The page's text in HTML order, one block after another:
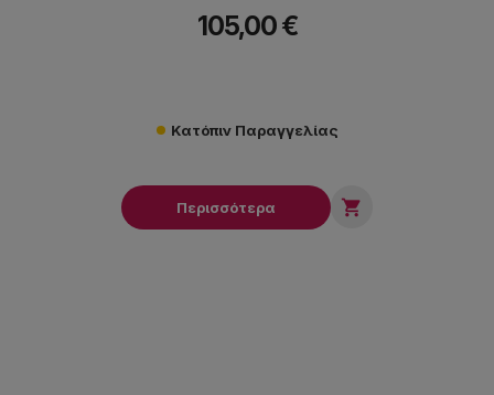
105,00 €
Κατόπιν Παραγγελίας
Περισσότερα 